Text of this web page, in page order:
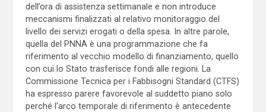
dell’ora di assistenza settimanale e non introduce
meccanismi finalizzati al relativo monitoraggio del
livello dei servizi erogati o della spesa. In altre parole,
quella del PNNA è una programmazione che fa
riferimento al vecchio modello di finanziamento, quello
con cui lo Stato trasferisce fondi alle regioni. La
Commissione Tecnica per i Fabbisogni Standard (CTFS)
ha espresso parere favorevole al suddetto piano solo
perché l’arco temporale di riferimento è antecedente